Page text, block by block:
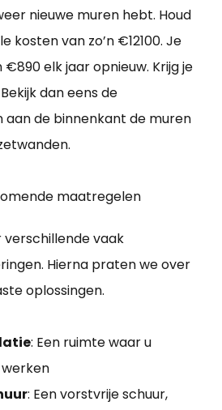
nieuwe muren hebt. Houd
kosten van zo’n €12100. Je
elk jaar opnieuw. Krijg je
dan eens de
aan de binnenkant de muren
maatregelen
vaak
Hierna praten we over
oplossingen.
: Een ruimte waar u
: Een vorstvrije schuur,